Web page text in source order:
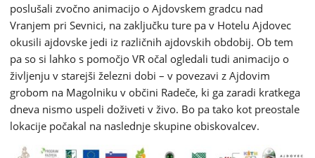
poslušali zvočno animacijo o Ajdovskem gradcu nad
Vranjem pri Sevnici, na zaključku ture pa v Hotelu Ajdovec
okusili ajdovske jedi iz različnih ajdovskih obdobij. Ob tem
pa so si lahko s pomočjo VR očal ogledali tudi animacijo o
življenju v starejši železni dobi – v povezavi z Ajdovim
grobom na Magolniku v občini Radeče, ki ga zaradi kratkega
dneva nismo uspeli doživeti v živo. Bo pa tako kot preostale
lokacije počakal na naslednje skupine obiskovalcev.